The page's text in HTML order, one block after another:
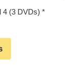
4 (3 DVDs)